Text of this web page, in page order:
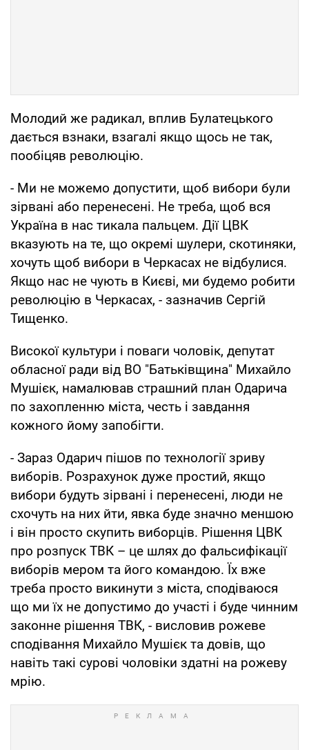
Молодий же радикал, вплив Булатецького
дається взнаки, взагалі якщо щось не так,
пообіцяв революцію.
- Ми не можемо допустити, щоб вибори були
зірвані або перенесені. Не треба, щоб вся
Україна в нас тикала пальцем. Дії ЦВК
вказують на те, що окремі шулери, скотиняки,
хочуть щоб вибори в Черкасах не відбулися.
Якщо нас не чують в Києві, ми будемо робити
революцію в Черкасах, - зазначив Сергій
Тищенко.
Високої культури і поваги чоловік, депутат
обласної ради від ВО "Батьківщина" Михайло
Мушієк, намалював страшний план Одарича
по захопленню міста, честь і завдання
кожного йому запобігти.
- Зараз Одарич пішов по технології зриву
виборів. Розрахунок дуже простий, якщо
вибори будуть зірвані і перенесені, люди не
схочуть на них йти, явка буде значно меншою
і він просто скупить виборців. Рішення ЦВК
про розпуск ТВК – це шлях до фальсифікації
виборів мером та його командою. Їх вже
треба просто викинути з міста, сподіваюся
що ми їх не допустимо до участі і буде чинним
законне рішення ТВК, - висловив рожеве
сподівання Михайло Мушієк та довів, що
навіть такі сурові чоловіки здатні на рожеву
мрію.